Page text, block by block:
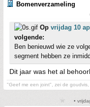
Bomenverzameling
Op vrijdag 10
volgende:
Ben benieuwd wie ze
segment hebben ze
Dit jaar was het al
"Geef me een joint", zei de
•